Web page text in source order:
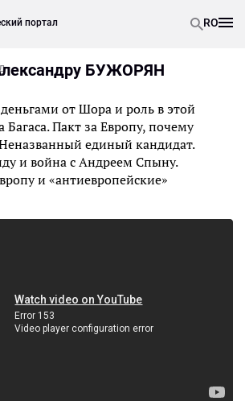
портал RO
БУЖОРЯН
от Шора и роль в этой
Пакт за Европу, почему
единый кандидат.
и война с Андреем Спыну.
и «антиевропейские»